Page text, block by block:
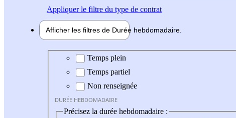
Appliquerle filtre du type de contrat
Afficher les filtres de Durée hebdomadaire
Durée hebdomadaire
Temps plein
Temps partiel
Non renseignée
DURÉE HEBDOMADAIRE
Précisez la durée hebdomadaire :